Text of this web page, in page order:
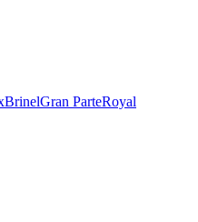
BrinelGran ParteRoyal